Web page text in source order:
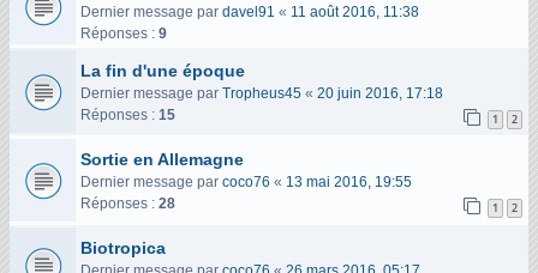
Dernier message par davel91 « 11 août 2016, 11:38
Réponses : 9
La fin d'une époque
Dernier message par Tropheus45 « 20 juin 2016, 17:18
Réponses : 15 1 2
Sortie en Allemagne
Dernier message par coco76 « 13 mai 2016, 19:55
Réponses : 28 1 2
Biotropica